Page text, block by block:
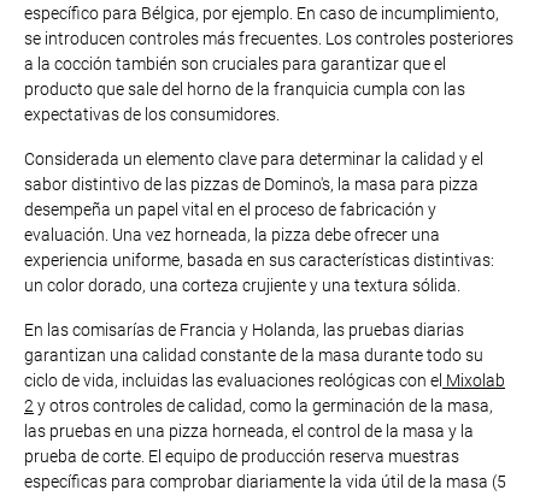
específico para Bélgica, por ejemplo. En caso de incumplimiento,
se introducen controles más frecuentes. Los controles posteriores
a la cocción también son cruciales para garantizar que el
producto que sale del horno de la franquicia cumpla con las
expectativas de los consumidores.
Considerada un elemento clave para determinar la calidad y el
sabor distintivo de las pizzas de Domino's, la masa para pizza
desempeña un papel vital en el proceso de fabricación y
evaluación. Una vez horneada, la pizza debe ofrecer una
experiencia uniforme, basada en sus características distintivas:
un color dorado, una corteza crujiente y una textura sólida.
En las comisarías de Francia y Holanda, las pruebas diarias
garantizan una calidad constante de la masa durante todo su
ciclo de vida, incluidas las evaluaciones reológicas con el Mixolab
2y otros controles de calidad, como la germinación de la masa,
las pruebas en una pizza horneada, el control de la masa y la
prueba de corte. El equipo de producción reserva muestras
específicas para comprobar diariamente la vida útil de la masa (5